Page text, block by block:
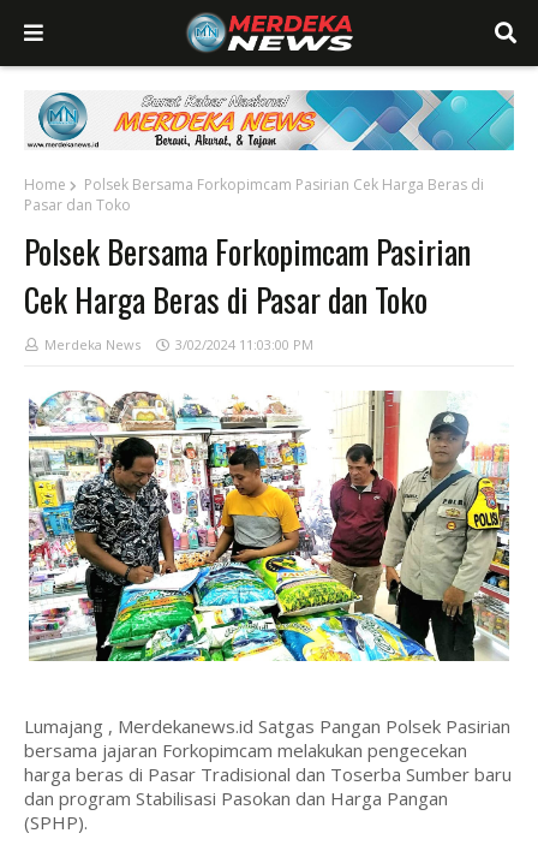
Home
Polsek Bersama Forkopimcam Pasirian Cek Harga Beras di
Pasar dan Toko
Polsek Bersama Forkopimcam Pasirian
Cek Harga Beras di Pasar dan Toko
Merdeka News 3/02/2024 11:03:00 PM
Lumajang , Merdekanews.id Satgas Pangan Polsek Pasirian
bersama jajaran Forkopimcam melakukan pengecekan
harga beras di Pasar Tradisional dan Toserba Sumber baru
dan program Stabilisasi Pasokan dan Harga Pangan
(SPHP).